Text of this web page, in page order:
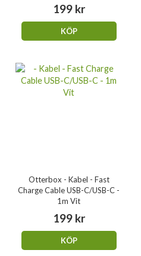
199 kr
KÖP
Otterbox - Kabel - Fast
Charge Cable USB-C/USB-C -
1m Vit
199 kr
KÖP